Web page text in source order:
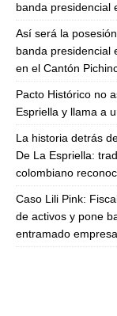
banda presidencial
Así será la
banda presidencial
en el Cantón
Pacto Histórico no
Espriella y llama a
La historia detrás
De La Espriella:
colombiano
Caso Lili Pink:
de activos y pone
entramado